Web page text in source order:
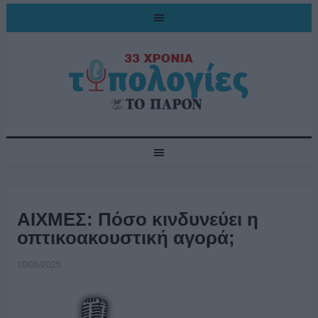
ΑΙΧΜΕΣ: Πόσο κινδυνεύει η
οπτικοακουστική αγορά;
10/06/2025